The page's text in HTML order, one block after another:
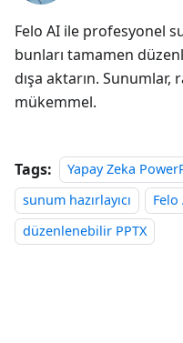
Felo AI ile profesyonel
bunları tamamen
dışa aktarın.
mükemmel.
Tags: Yapay Zeka
sunum hazırlayıcı
Felo
düzenlenebilir PPTX